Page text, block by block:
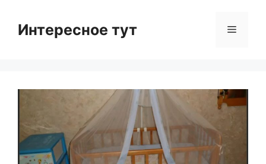
contentИнтересное тут Menu